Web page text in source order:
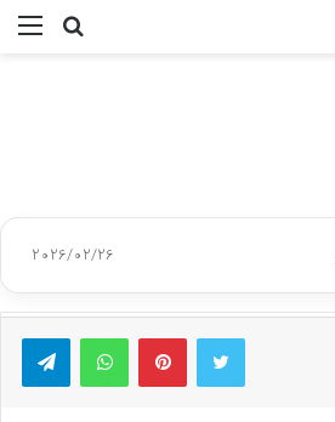
جستجو
2026/02/26
توییتر پینتریستواتس آپ